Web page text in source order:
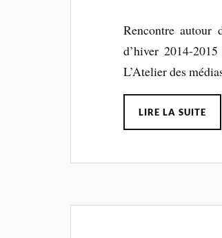
Rencontre autour
d’hiver 2014-
L’Atelier des
LIRE LA SUITE